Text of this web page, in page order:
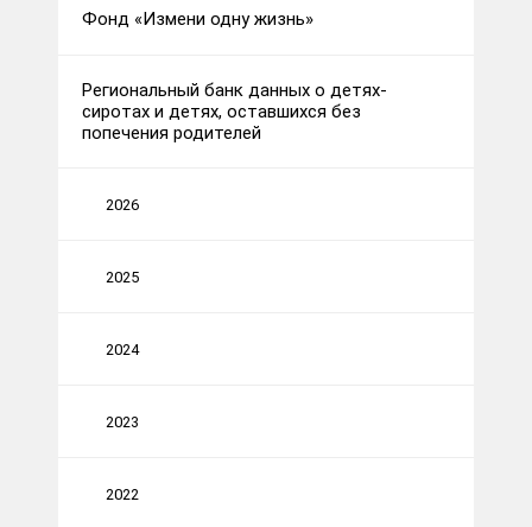
Фонд «Измени одну жизнь»
Региональный банк данных о детях-
сиротах и детях, оставшихся без
попечения родителей
2026
2025
2024
2023
2022